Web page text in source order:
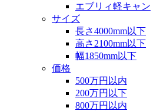
エブリィ軽キャン
サイズ
長さ4000mm以下
高さ2100mm以下
幅1850mm以下
価格
500万円以内
200万円以下
800万円以内